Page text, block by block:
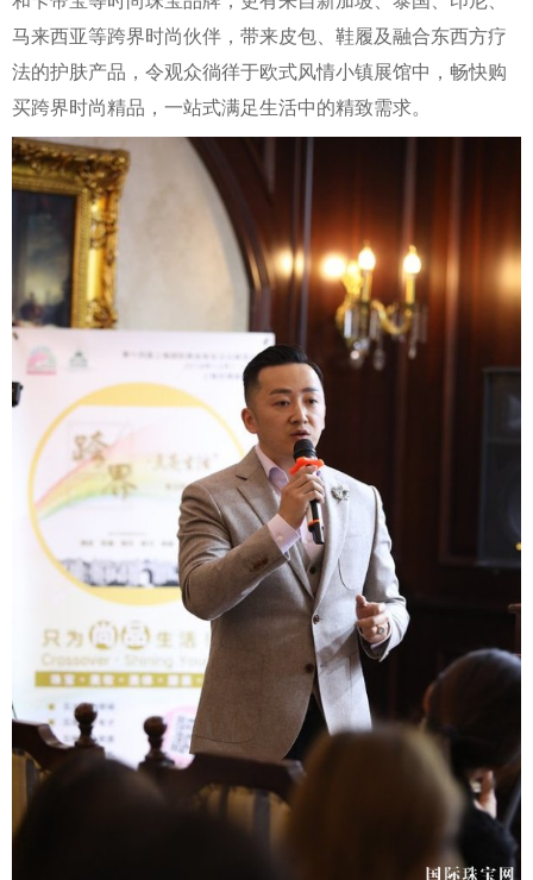
马来西亚等跨界时尚伙伴，带来皮包、鞋履及融合东西方疗
法的护肤产品，令观众徜徉于欧式风情小镇展馆中，畅快购
买跨界时尚精品，一站式满足生活中的精致需求。